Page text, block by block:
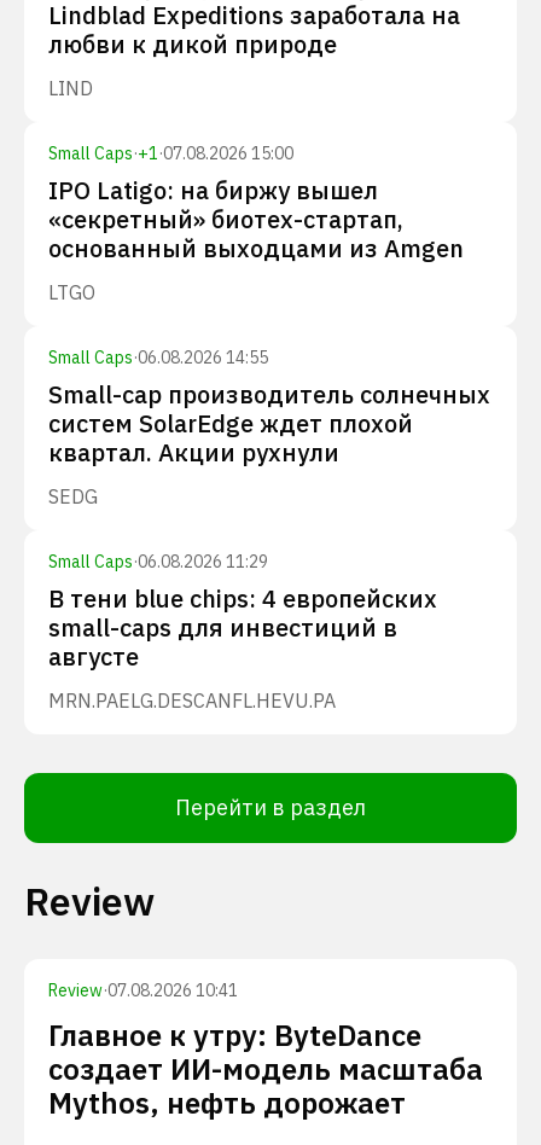
Lindblad Expeditions заработала на
любви к дикой природе
LIND
Small Caps·+1·07.08.2026 15:00
IPO Latigo: на биржу вышел
«секретный» биотех-стартап,
основанный выходцами из Amgen
LTGO
Small Caps·06.08.2026 14:55
Small-cap производитель солнечных
систем SolarEdge ждет плохой
квартал. Акции рухнули
SEDG
Small Caps·06.08.2026 11:29
В тени blue chips: 4 европейских
small-caps для инвестиций в
августе
MRN.PAELG.DESCANFL.HEVU.PA
Перейти в раздел
Review
Review·07.08.2026 10:41
Главное к утру: ByteDance
создает ИИ-модель масштаба
Mythos, нефть дорожает